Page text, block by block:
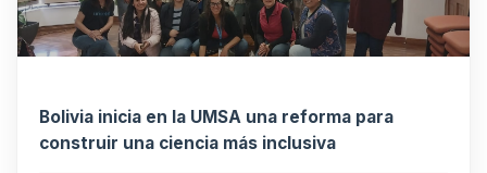
Bolivia inicia en la UMSA una reforma para
construir una ciencia más inclusiva